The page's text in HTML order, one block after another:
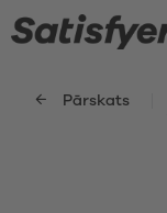
Pārskats